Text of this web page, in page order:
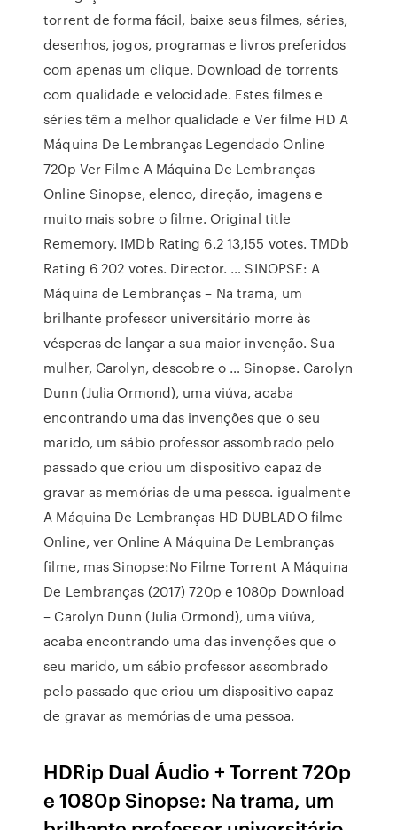
torrent de forma fácil, baixe seus filmes, séries,
desenhos, jogos, programas e livros preferidos
com apenas um clique. Download de torrents
com qualidade e velocidade. Estes filmes e
séries têm a melhor qualidade e Ver filme HD A
Máquina De Lembranças Legendado Online
720p Ver Filme A Máquina De Lembranças
Online Sinopse, elenco, direção, imagens e
muito mais sobre o filme. Original title
Rememory. IMDb Rating 6.2 13,155 votes. TMDb
Rating 6 202 votes. Director. … SINOPSE: A
Máquina de Lembranças – Na trama, um
brilhante professor universitário morre às
vésperas de lançar a sua maior invenção. Sua
mulher, Carolyn, descobre o … Sinopse. Carolyn
Dunn (Julia Ormond), uma viúva, acaba
encontrando uma das invenções que o seu
marido, um sábio professor assombrado pelo
passado que criou um dispositivo capaz de
gravar as memórias de uma pessoa. igualmente
A Máquina De Lembranças HD DUBLADO filme
Online, ver Online A Máquina De Lembranças
filme, mas Sinopse:No Filme Torrent A Máquina
De Lembranças (2017) 720p e 1080p Download
– Carolyn Dunn (Julia Ormond), uma viúva,
acaba encontrando uma das invenções que o
seu marido, um sábio professor assombrado
pelo passado que criou um dispositivo capaz
de gravar as memórias de uma pessoa.
HDRip Dual Áudio + Torrent 720p
e 1080p Sinopse: Na trama, um